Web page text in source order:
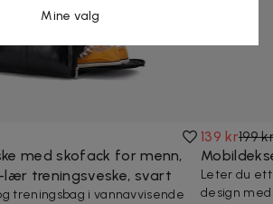
med skofack for menn,
lær treningsveske, svart
treningsbag i vannavvisende
139 kr199
Leter du
design
Mine valg